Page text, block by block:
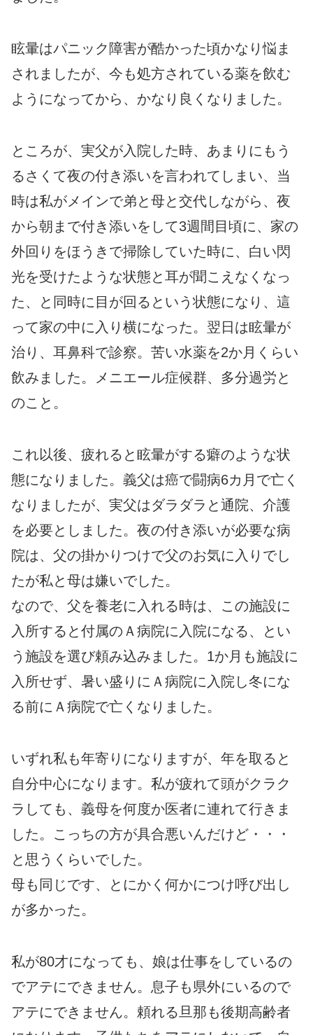
眩暈はパニック障害が酷かった頃かなり悩ま
されましたが、今も処方されている薬を飲む
ようになってから、かなり良くなりました。
ところが、実父が入院した時、あまりにもう
るさくて夜の付き添いを言われてしまい、当
時は私がメインで弟と母と交代しながら、夜
から朝まで付き添いをして3週間目頃に、家の
外回りをほうきで掃除していた時に、白い閃
光を受けたような状態と耳が聞こえなくなっ
た、と同時に目が回るという状態になり、這
って家の中に入り横になった。翌日は眩暈が
治り、耳鼻科で診察。苦い水薬を2か月くらい
飲みました。メニエール症候群、多分過労と
のこと。
これ以後、疲れると眩暈がする癖のような状
態になりました。義父は癌で闘病6カ月で亡く
なりましたが、実父はダラダラと通院、介護
を必要としました。夜の付き添いが必要な病
院は、父の掛かりつけで父のお気に入りでし
たが私と母は嫌いでした。
なので、父を養老に入れる時は、この施設に
入所すると付属のＡ病院に入院になる、とい
う施設を選び頼み込みました。1か月も施設に
入所せず、暑い盛りにＡ病院に入院し冬にな
る前にＡ病院で亡くなりました。
いずれ私も年寄りになりますが、年を取ると
自分中心になります。私が疲れて頭がクラク
ラしても、義母を何度か医者に連れて行きま
した。こっちの方が具合悪いんだけど・・・
と思うくらいでした。
母も同じです、とにかく何かにつけ呼び出し
が多かった。
私が80才になっても、娘は仕事をしているの
でアテにできません。息子も県外にいるので
アテにできません。頼れる旦那も後期高齢者